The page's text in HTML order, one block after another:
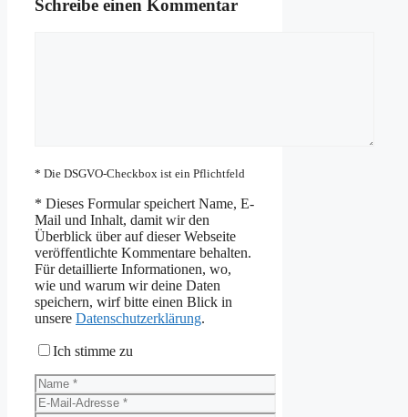
Schreibe einen Kommentar
* Die DSGVO-Checkbox ist ein Pflichtfeld
* Dieses Formular speichert Name, E-
Mail und Inhalt, damit wir den
Überblick über auf dieser Webseite
veröffentlichte Kommentare behalten.
Für detaillierte Informationen, wo,
wie und warum wir deine Daten
speichern, wirf bitte einen Blick in
unsere Datenschutzerklärung.
Ich stimme zu
Name
E-